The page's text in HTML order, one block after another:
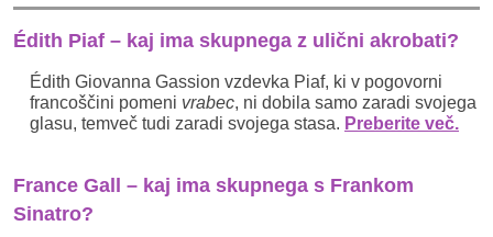
Édith Piaf – kaj ima skupnega z ulični akrobati?
Édith Giovanna Gassion vzdevka Piaf, ki v pogovorni
francoščini pomeni vrabec, ni dobila samo zaradi svojega
glasu, temveč tudi zaradi svojega stasa. Preberite več.
France Gall – kaj ima skupnega s Frankom
Sinatro?